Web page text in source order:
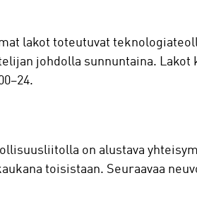
lakot toteutuvat
johdolla sunnuntaina. Lakot
on alustava
toisistaan. Seuraavaa